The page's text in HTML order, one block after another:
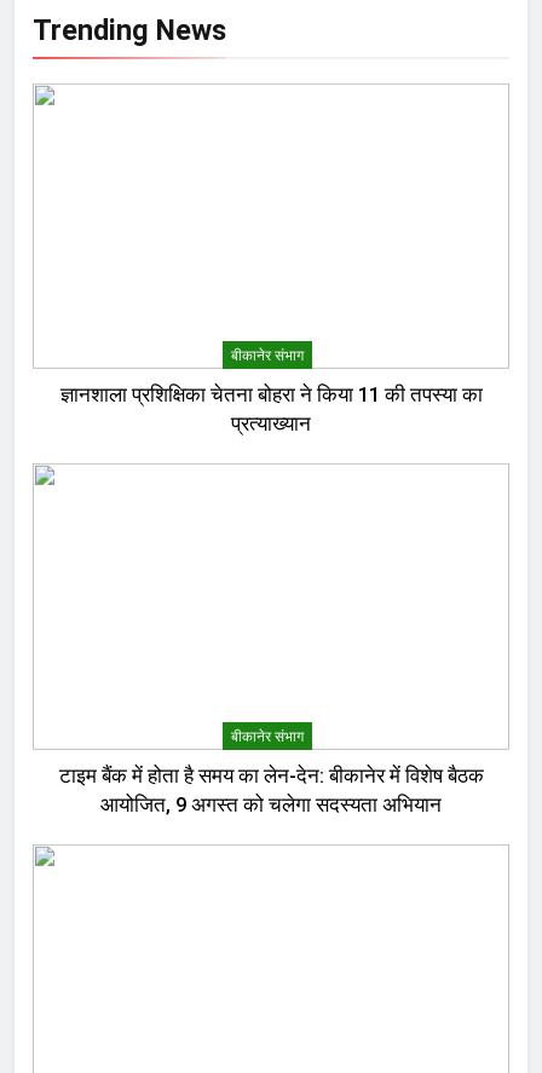
Trending News
बीकानेर संभाग
ज्ञानशाला प्रशिक्षिका चेतना बोहरा ने किया 11 की तपस्या का
प्रत्याख्यान
बीकानेर संभाग
टाइम बैंक में होता है समय का लेन-देन: बीकानेर में विशेष बैठक
आयोजित, 9 अगस्त को चलेगा सदस्यता अभियान